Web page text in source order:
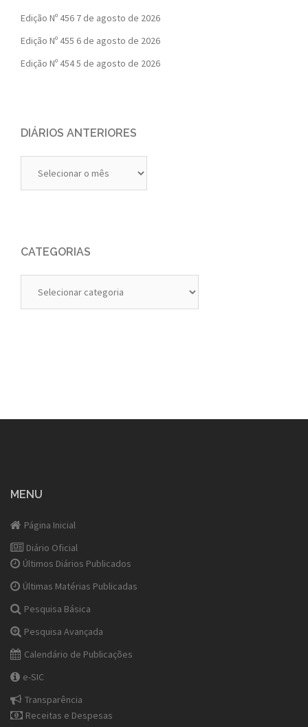
Edição Nº 456 7 de agosto de 2026
Edição Nº 455 6 de agosto de 2026
Edição Nº 4545 de agosto de 2026
DIÁRIOS ANTERIORES
Anteriores
CATEGORIAS
MENU
Página Inicial
Diário Oficial
Últimos Diários Publicados
Últimas Matérias Publicadas
Pesquisa Básica
Pesquisa Avançada
Calendário de Publicações
e-SIC
Transparência
Receitas e Despesas